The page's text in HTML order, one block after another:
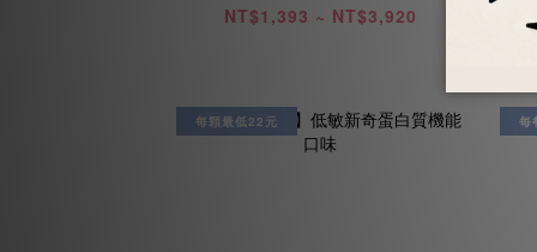
NT$1,393 ~ NT$3,920
每顆最低22元 每